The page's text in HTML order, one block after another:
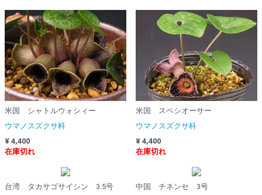
米国 シャトルウォシィー
ウマノスズクサ科
¥ 4,400
在庫切れ
米国 スペシオーサー
ウマノスズクサ科
¥ 4,400
在庫切れ
台湾 タカサゴサイシン 3.5号
中国 チネンセ 3号